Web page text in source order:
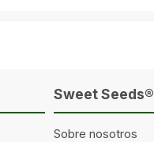
Sweet Seeds®
Sobre nosotros